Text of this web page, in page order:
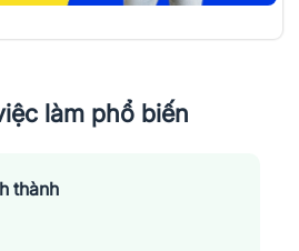
làm phổ biến
thành